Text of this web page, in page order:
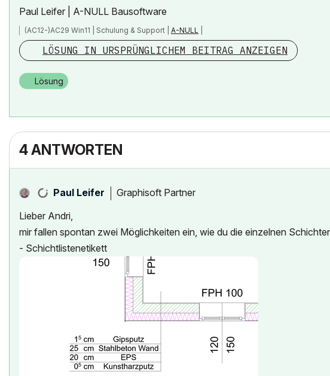
Paul Leifer | A-NULL Bausoftware
(AC12-)AC29 Win11 | Schulung & Support | A-NULL
LÖSUNG IN URSPRÜNGLICHEM BEITRAG ANZEIGEN
Lösung
4 ANTWORTEN
Paul Leifer Graphisoft Partner
Lieber Andri,
mir fallen spontan zwei Möglichkeiten ein, wie du die einzelnen
- Schichtlistenetikett